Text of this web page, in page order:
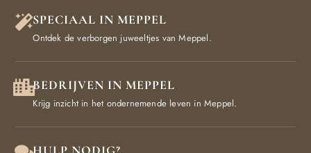
SPECIAAL IN MEPPEL
Ontdek de verborgen juweeltjes van Meppel.
BEDRIJVEN IN MEPPEL
Krijg inzicht in het ondernemende leven in Meppel.